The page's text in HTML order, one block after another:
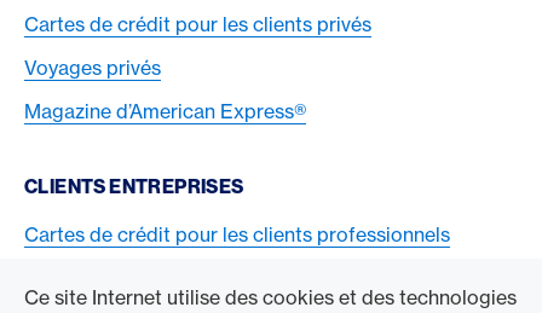
Ce site Internet utilise des cookies et des technologies
Cartes de crédit pour les clients privés
Voyages privés
Magazine d’American Express®
CLIENTS ENTREPRISES
Cartes de crédit pour les clients professionnels